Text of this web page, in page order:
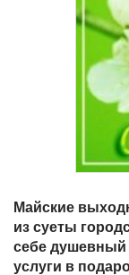
Майские
из суеты
себе душевный
услуги в